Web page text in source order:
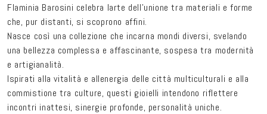
Flaminia Barosini celebra larte dell’unione tra materiali e forme
che, pur distanti, si scoprono affini.
Nasce così una collezione che incarna mondi diversi, svelando
una bellezza complessa e affascinante, sospesa tra modernità
e artigianalità.
Ispirati alla vitalità e allenergia delle città multiculturali e alla
commistione tra culture, questi gioielli intendono riflettere
incontri inattesi, sinergie profonde, personalità uniche.